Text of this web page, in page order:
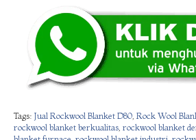
Tags: Jual Rockwool Blanket D80 Rock Wool
rockwool blanket berkualitas rockwool blanket